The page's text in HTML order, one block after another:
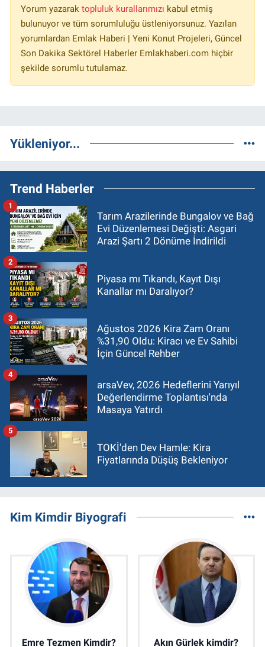
Yorum yazarak topluluk kurallarımızı kabul etmiş
bulunuyor ve tüm sorumluluğu üstleniyorsunuz. Yazılan
yorumlardan Emlak Haberi | Yeni Konut Projeleri, Güncel
Son Dakika Sektörel Haberler Emlakhaberi.com hiçbir
şekilde sorumlu tutulamaz.
Yükleniyor...
Trend Haberler
Tarım Arazilerinde Bungalov ve Bağ
Evi Düzenlemesi Değişti: Asgari
Arazi Şartı 2 Dönüme İndirildi
1
Piyasa mı Tıkandı, Kayıt Dışı
Kanallar mı Daralıyor?
2
Ağustos 2026 Kira Zam Oranı
%31,90 Oldu: Kiracı ve Ev Sahibi
İçin Güncel Rehber
3
arsaVev, 2026 Hedeflerini Yarıyıl
Değerlendirme Toplantısı'nda
Masaya Yatırdı
4
TOKİ'den Dev Hamle: Kira
Fiyatlarında Düşüş Bekleniyor
5
Kim Kimdir Biyografi
Emre Tezmen Kimdir? Akın Gürlek kimdir?